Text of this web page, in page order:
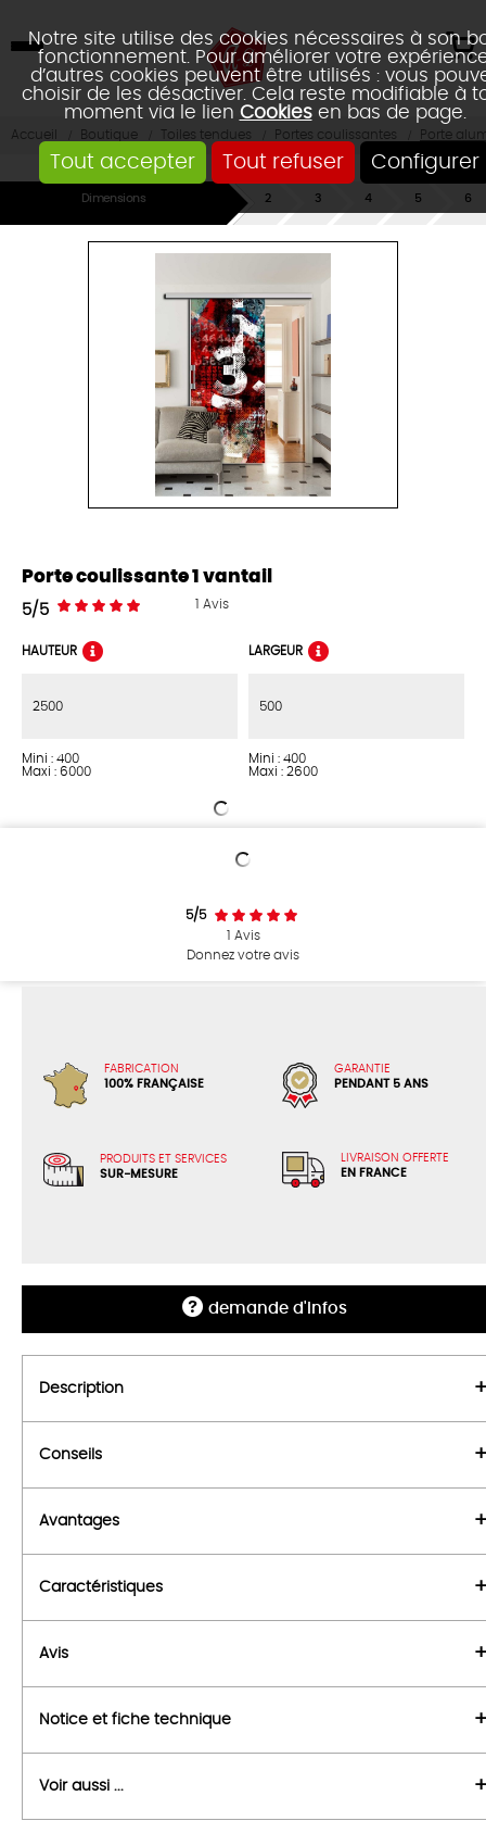
Notre site utilise des cookies nécessaires à son
fonctionnement. Pour améliorer votre
d’autres cookies peuvent être utilisés : vous
choisir de les désactiver. Cela reste modifiable à
moment via le lien Cookiesen bas de page.
Tout accepter Tout refuser Configurer
Accueil Boutique Toiles tendues Portes coulissantes Porte
Dimensions
Rails
CouleursPortes
Porte coulissante 1 vantail
5/5 1 Avis
HAUTEUR
Mini : 400
Maxi : 6000
LARGEUR
Mini : 400
Maxi : 2600
5/5
1 Avis
Donnez votre avis
FABRICATION
100% FRANÇAISE
GARANTIE
PENDANT 5 ANS
PRODUITS ET SERVICES
SUR-MESURE
LIVRAISON OFFERTE
EN FRANCE
demande d'infos
Description
Conseils
Avantages
Caractéristiques
Avis
Notice et fiche technique
Voir aussi ...